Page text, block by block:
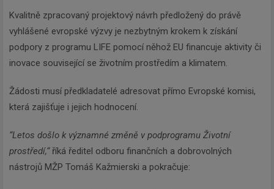
Kvalitně zpracovaný projektový návrh předložený do právě
vyhlášené evropské výzvy je nezbytným krokem k získání
podpory z programu LIFE pomocí něhož EU financuje aktivity či
inovace související se životním prostředím a klimatem.
Žádosti musí předkladatelé adresovat přímo Evropské komisi,
která zajišťuje i jejich hodnocení.
“Letos došlo k významné změně v podprogramu Životní
prostředí,“říká ředitel odboru finančních a dobrovolných
nástrojů MŽP Tomáš Kažmierski a pokračuje: